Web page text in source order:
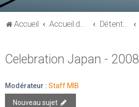
Accueil Accueil du forum Détente et communauté Mint In Box
Celebration Japan - 2008
Modérateur : Staff MIB
Nouveau sujet